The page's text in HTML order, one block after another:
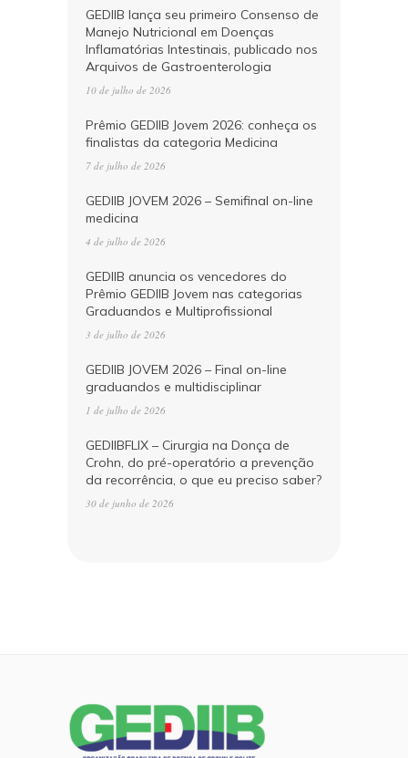
GEDIIB lança seu primeiro Consenso de
Manejo Nutricional em Doenças
Inflamatórias Intestinais, publicado nos
Arquivos de Gastroenterologia
10 de julho de 2026
Prêmio GEDIIB Jovem 2026: conheça os
finalistas da categoria Medicina
7 de julho de 2026
GEDIIB JOVEM 2026 – Semifinal on-line
medicina
4 de julho de 2026
GEDIIB anuncia os vencedores do
Prêmio GEDIIB Jovem nas categorias
Graduandos e Multiprofissional
3 de julho de 2026
GEDIIB JOVEM 2026 – Final on-line
graduandos e multidisciplinar
1 de julho de 2026
GEDIIBFLIX – Cirurgia na Donça de
Crohn, do pré-operatório a prevenção
da recorrência, o que eu preciso saber?
30 de junho de 2026